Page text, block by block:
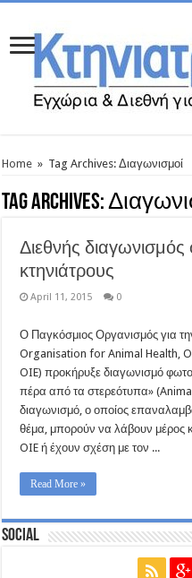
Home » Tag Archives: Διαγωνισμοί
Tag Archives:
Διεθνής
κτηνιάτρους
April 11, 2015 0
Ο Παγκόσμιος Οργανισμός για
Organisation for Animal Health,
OIE) προκήρυξε διαγωνισμό
πέρα από τα στερεότυπα»
διαγωνισμό, ο οποίος
θέμα, μπορούν να λάβουν μέρος
OIE ή έχουν σχέση με τον ...
Read More »
Social